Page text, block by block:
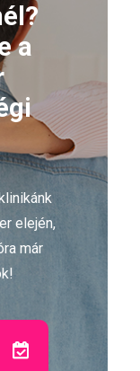
a
elején,
már